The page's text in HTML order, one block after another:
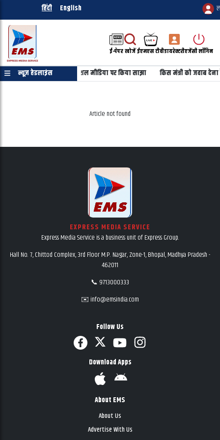
हिंदी English
ई-पेपरखोजेंईएमएस टीवीडायरेक्टरीएजेंसी लॉगिन
न्यूज़ हेडलाइंस
की तस्वीर को उल्टा कर सोशल मीडिया पर किया साझा किस मंत्री को जवाब देना
Article not found
EXPRESS MEDIA SERVICE
Express Media Service is a business unit of Express Group.
Hall No. 7, Chittod Complex, 3rd Floor M.P. Nagar, Zone-1, Bhopal, Madhya Pradesh -
462011
📞 9713000333
✉️ info@emsindia.com
Follow Us
Download Apps
About EMS
About Us
Advertise With Us